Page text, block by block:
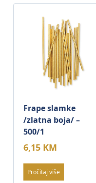
Frape slamke
/zlatna boja/ –
500/1
6,15 KM
Pročitaj više